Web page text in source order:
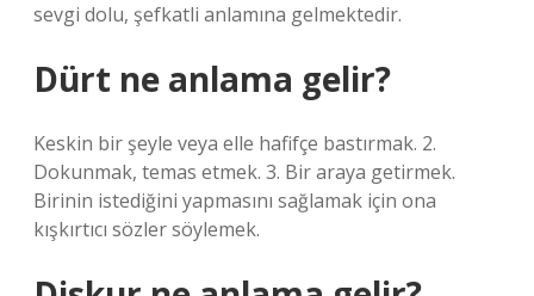
sevgi dolu, şefkatli anlamına gelmektedir.
Dürt ne anlama gelir?
Keskin bir şeyle veya elle hafifçe bastırmak. 2.
Dokunmak, temas etmek. 3. Bir araya getirmek.
Birinin istediğini yapmasını sağlamak için ona
kışkırtıcı sözler söylemek.